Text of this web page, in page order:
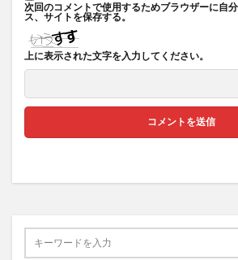
次回のコメントで使用するためブラウザーに自
ス、サイトを保存する。
上に表示された文字を入力してください。